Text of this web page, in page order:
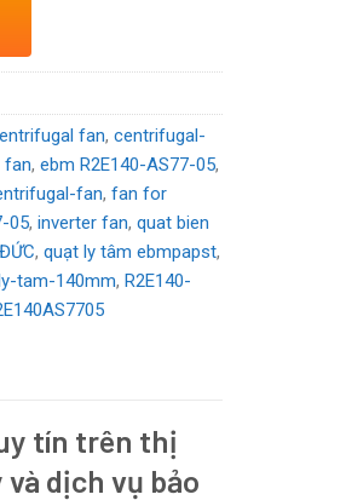
fan,centrifugal-
fan,ebm R2E140-AS77-05,
fan,fan for
05,inverter fan,quat bien
,quạt ly tâm ebmpapst,
tam-140mm,R2E140-
tín trên thị
dịch vụ bảo